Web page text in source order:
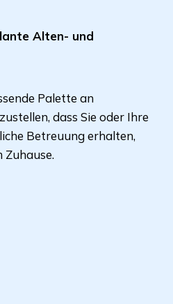
Alten- und
Palette an
dass Sie oder Ihre
Betreuung erhalten,
Zuhause.